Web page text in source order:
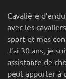
Cavalière
avec les
sport et mes
J’ai 30 ans, je
assistante de
peut apporter à